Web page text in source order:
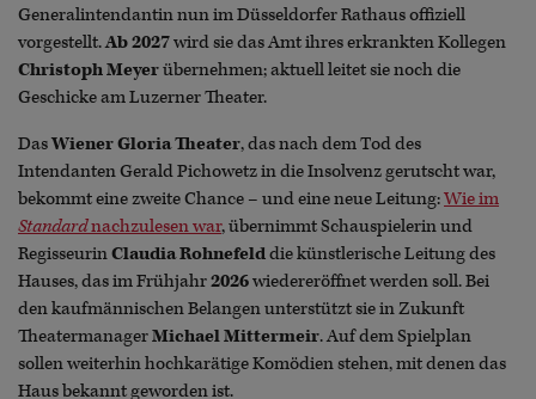
Generalintendantin nun im Düsseldorfer Rathaus offiziell
vorgestellt.Ab 2027wird sie das Amt ihres erkrankten Kollegen
Christoph Meyerübernehmen; aktuell leitet sie noch die
Geschicke am Luzerner Theater.
DasWienerGloria Theater, das nach dem Tod des
Intendanten Gerald Pichowetz in die Insolvenz gerutscht war,
bekommt eine zweite Chance – und eine neue Leitung:Wie im
Standardnachzulesen war, übernimmt Schauspielerin und
RegisseurinClaudia Rohnefelddie künstlerische Leitung des
Hauses, das im Frühjahr2026wiedereröffnet werden soll. Bei
den kaufmännischen Belangen unterstützt sie in Zukunft
TheatermanagerMichael Mittermeir. Auf dem Spielplan
sollen weiterhin hochkarätige Komödien stehen, mit denen das
Haus bekannt geworden ist.